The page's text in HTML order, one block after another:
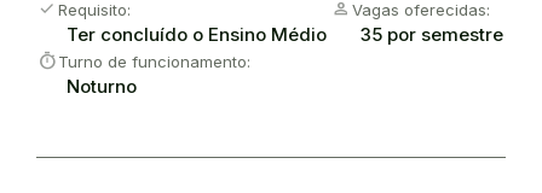
check Requisito:
Ter concluído o Ensino Médio
Person Vagas oferecidas:
35 por semestre
timerTurno de funcionamento:
Noturno